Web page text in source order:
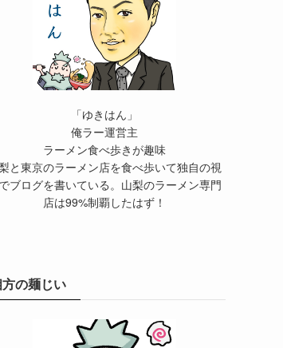
「ゆきはん」
俺ラー運営主
ラーメン食べ歩きが趣味
と東京のラーメン店を食べ歩いて独自の視
ブログを書いている。山梨のラーメン専門
店は99%制覇したはず！
の麺じい